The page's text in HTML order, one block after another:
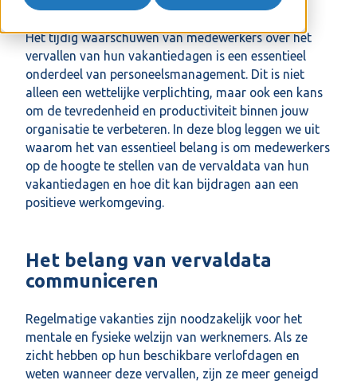
Het tijdig waarschuwen van medewerkers over het
vervallen van hun vakantiedagen is een essentieel
onderdeel van personeelsmanagement. Dit is niet
alleen een wettelijke verplichting, maar ook een kans
om de tevredenheid en productiviteit binnen jouw
organisatie te verbeteren. In deze blog leggen we uit
waarom het van essentieel belang is om medewerkers
op de hoogte te stellen van de vervaldata van hun
vakantiedagen en hoe dit kan bijdragen aan een
positieve werkomgeving.
Het belang van vervaldata
communiceren
Regelmatige vakanties zijn noodzakelijk voor het
mentale en fysieke welzijn van werknemers. Als ze
zicht hebben op hun beschikbare verlofdagen en
weten wanneer deze vervallen, zijn ze meer geneigd